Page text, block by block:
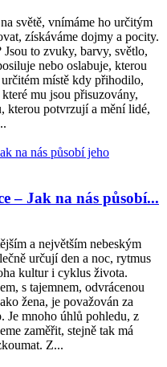
světě, vnímáme ho určitým
získáváme dojmy a pocity.
to zvuky, barvy, světlo,
nebo oslabuje, kterou
místě kdy přihodilo,
mu jsou přisuzovány,
kterou potvrzují a mění lidé,
– Jak na nás působí...
a největším nebeským
určují den a noc, rytmus
kultur i cyklus života.
s tajemnem, odvrácenou
žena, je považován za
Je mnoho úhlů pohledu, z
zaměřit, stejně tak má
Z...